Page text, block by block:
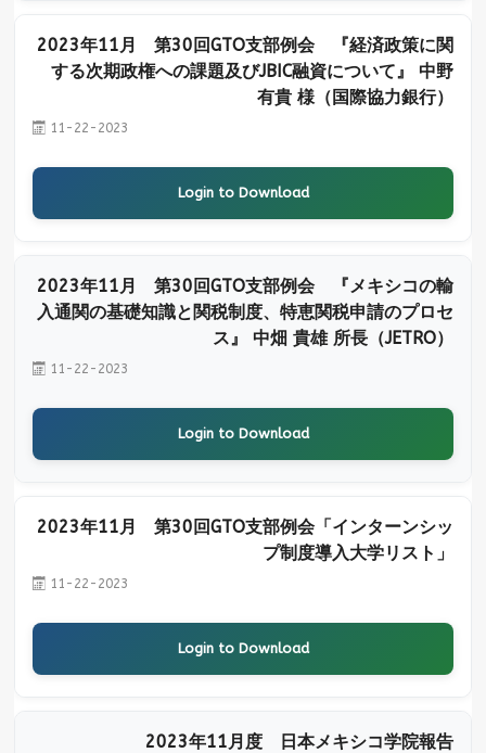
2023年11月 第30回GTO支部例会 『経済政策に関
する次期政権への課題及びJBIC融資について』 中野
有貴 様（国際協力銀行）
11-22-2023
Login to Download
2023年11月 第30回GTO支部例会 『メキシコの輸
入通関の基礎知識と関税制度、特恵関税申請のプロセ
ス』 中畑 貴雄 所長（JETRO）
11-22-2023
Login to Download
2023年11月 第30回GTO支部例会「インターンシッ
プ制度導入大学リスト」
11-22-2023
Login to Download
2023年11月度 日本メキシコ学院報告